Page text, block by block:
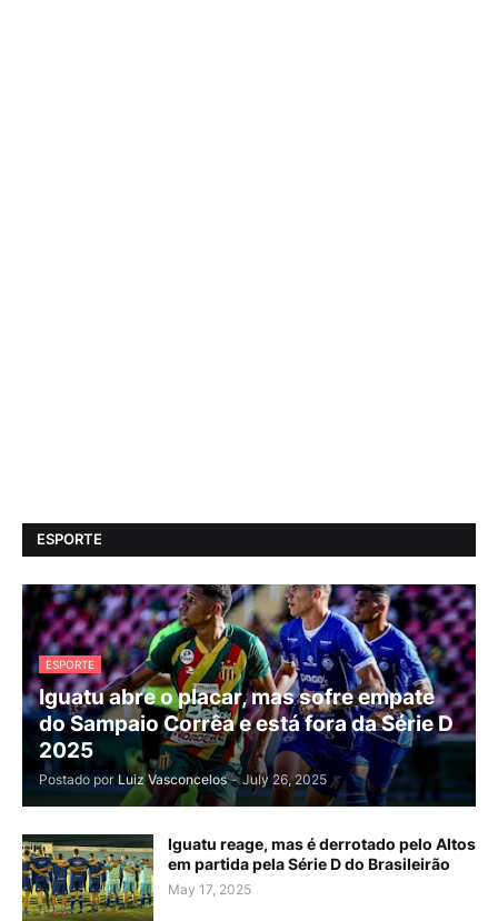
ESPORTE
ESPORTE
Iguatu abre o placar, mas sofre empate
do Sampaio Corrêa e está fora da Série D
2025
Postado por Luiz Vasconcelos - July 26, 2025
Iguatu reage, mas é derrotado pelo Altos
em partida pela Série D do Brasileirão
May 17, 2025